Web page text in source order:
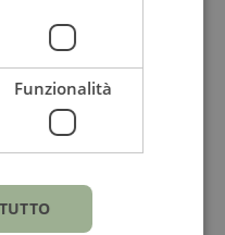
Funzionalità